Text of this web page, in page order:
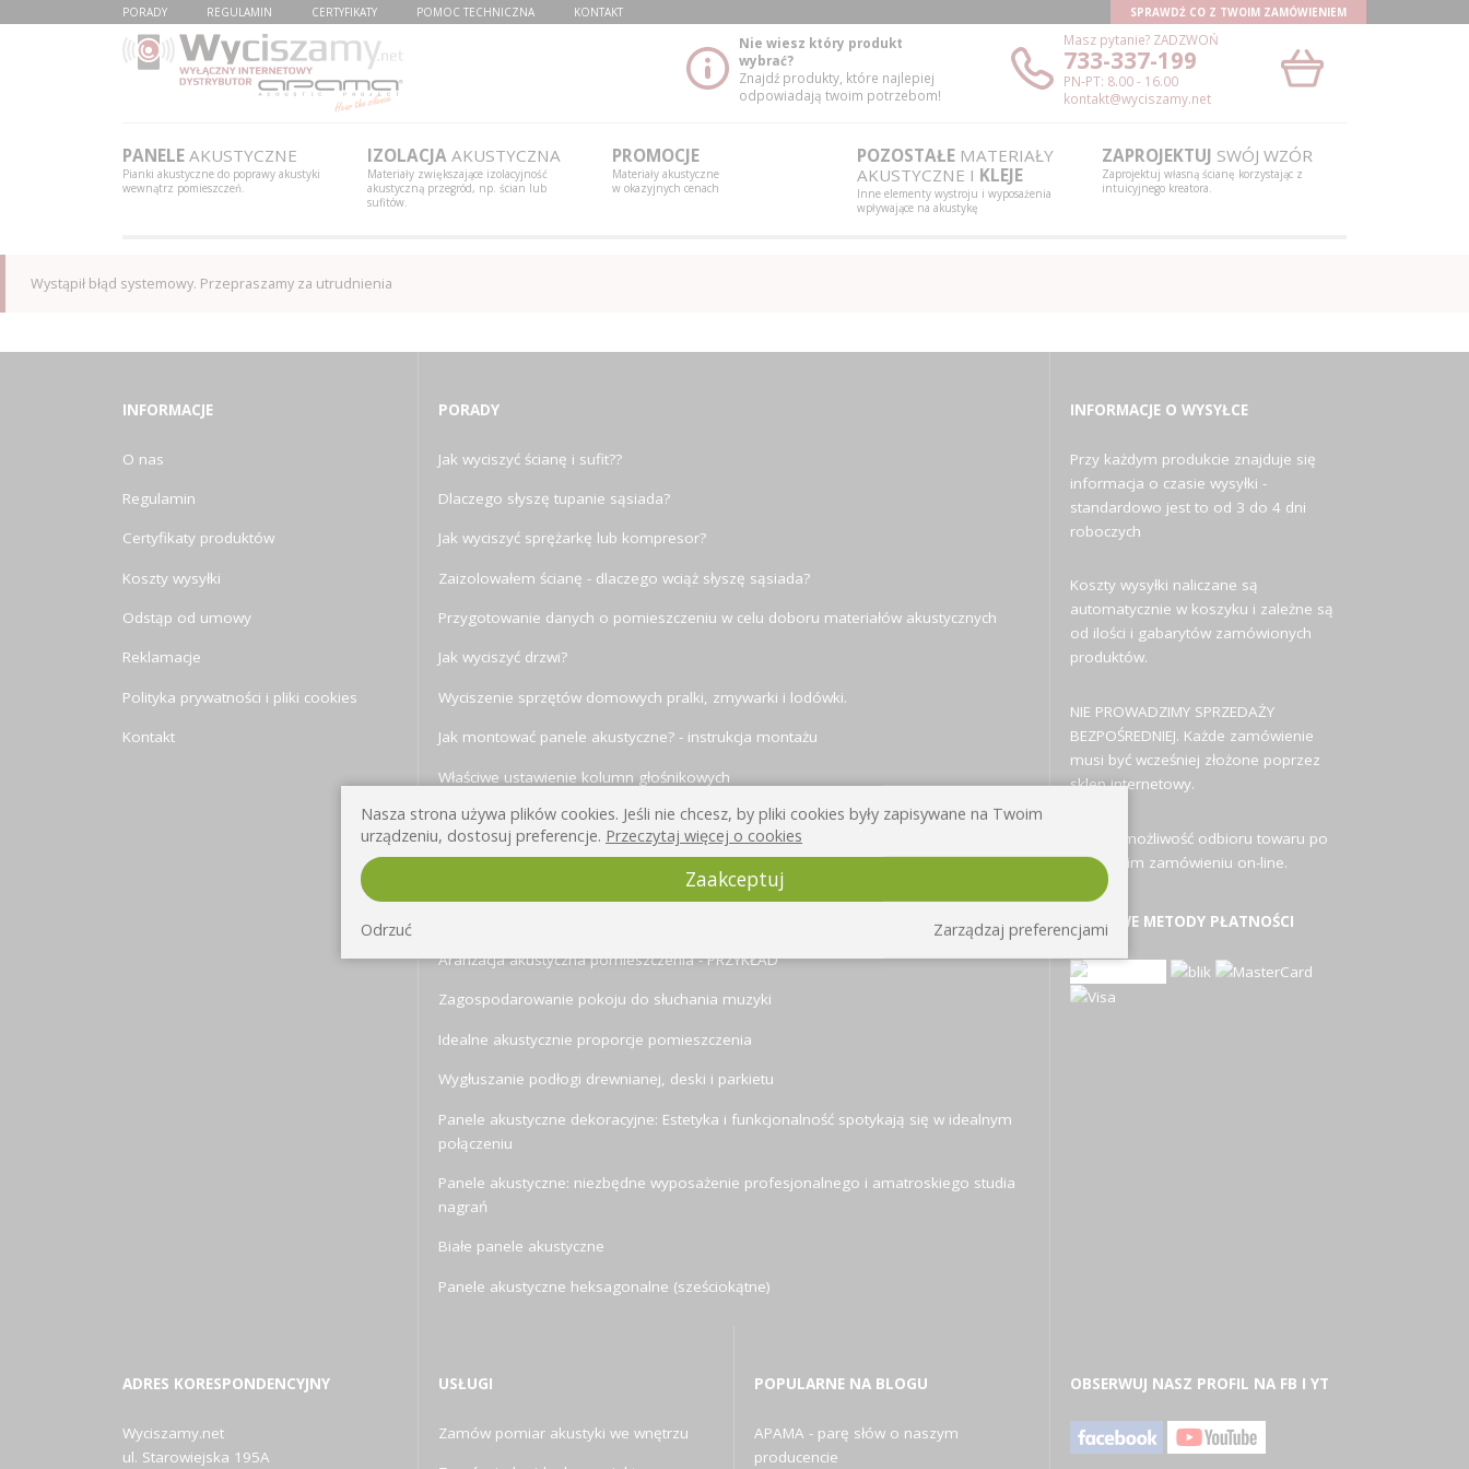
PORADY REGULAMIN CERTYFIKATY POMOC TECHNICZNA KONTAKT SPRAWDŹ CO Z TWOIM ZAMÓWIENIEM
Nie wiesz który produkt
wybrać?
Znajdź produkty, które najlepiej
odpowiadają twoim potrzebom!
Masz pytanie? ZADZWOŃ
733-337-199
PN-PT: 8.00 - 16.00
kontakt@wyciszamy.net
PANELE AKUSTYCZNE
Pianki akustyczne do poprawy akustyki
wewnątrz pomieszczeń.
IZOLACJA AKUSTYCZNA
Materiały zwiększające izolacyjność
akustyczną przegród, np. ścian lub
sufitów.
PROMOCJE
Materiały akustyczne
w okazyjnych cenach
POZOSTAŁEMATERIAŁY
AKUSTYCZNE I KLEJE
Inne elementy wystroju i wyposażenia
wpływające na akustykę
ZAPROJEKTUJ SWÓJ WZÓR
Zaprojektuj własną ścianę korzystając z
intuicyjnego kreatora.
Wystąpił błąd systemowy. Przepraszamy za utrudnienia
INFORMACJE
O nas
Regulamin
Certyfikaty produktów
Koszty wysyłki
Odstąp od umowy
Reklamacje
Polityka prywatności i pliki cookies
Kontakt
PORADY
Jak wyciszyć ścianę i sufit??
Dlaczego słyszę tupanie sąsiada?
Jak wyciszyć sprężarkę lub kompresor?
Zaizolowałem ścianę - dlaczego wciąż słyszę sąsiada?
Przygotowanie danych o pomieszczeniu w celu doboru materiałów akustycznych
Jak wyciszyć drzwi?
Wyciszenie sprzętów domowych pralki, zmywarki i lodówki.
Jak montować panele akustyczne? - instrukcja montażu
Właściwe ustawienie kolumn głośnikowych
Jak słyszymy?
Izolacja akustyczna: współczynniki izolacyjności akustycznej przegród
Trochę fizyki dźwięku: długość fali dźwiękowej, interferencja, rezonans
Aranżacja akustyczna pomieszczenia - PRZYKŁAD
Zagospodarowanie pokoju do słuchania muzyki
Idealne akustycznie proporcje pomieszczenia
Wygłuszanie podłogi drewnianej, deski i parkietu
Panele akustyczne dekoracyjne: Estetyka i funkcjonalność spotykają się w idealnym
połączeniu
Panele akustyczne: niezbędne wyposażenie profesjonalnego i amatroskiego studia
nagrań
Białe panele akustyczne
Panele akustyczne heksagonalne (sześciokątne)
INFORMACJE O WYSYŁCE
Przy każdym produkcie znajduje się
informacja o czasie wysyłki -
standardowo jest to od 3 do 4 dni
roboczych
Koszty wysyłki naliczane są
automatycznie w koszyku i zależne są
od ilości i gabarytów zamówionych
produktów.
NIE PROWADZIMY SPRZEDAŻY
BEZPOŚREDNIEJ. Każde zamówienie
musi być wcześniej złożone poprzez
sklep internetowy.
Istnieje możliwość odbioru towaru po
uprzednim zamówieniu on-line.
MOŻLIWE METODY PŁATNOŚCI
ADRES KORESPONDENCYJNY
Wyciszamy.net
ul. Starowiejska 195A
USŁUGI
Zamów pomiar akustyki we wnętrzu
POPULARNE NA BLOGU
APAMA - parę słów o naszym
producencie
OBSERWUJ NASZ PROFIL NA FB I YT
Nasza strona używa plików cookies. Jeśli nie chcesz, by pliki cookies były zapisywane na Twoim
urządzeniu, dostosuj preferencje. Przeczytaj więcej o cookies
Zaakceptuj
Zarządzaj preferencjami
Odrzuć